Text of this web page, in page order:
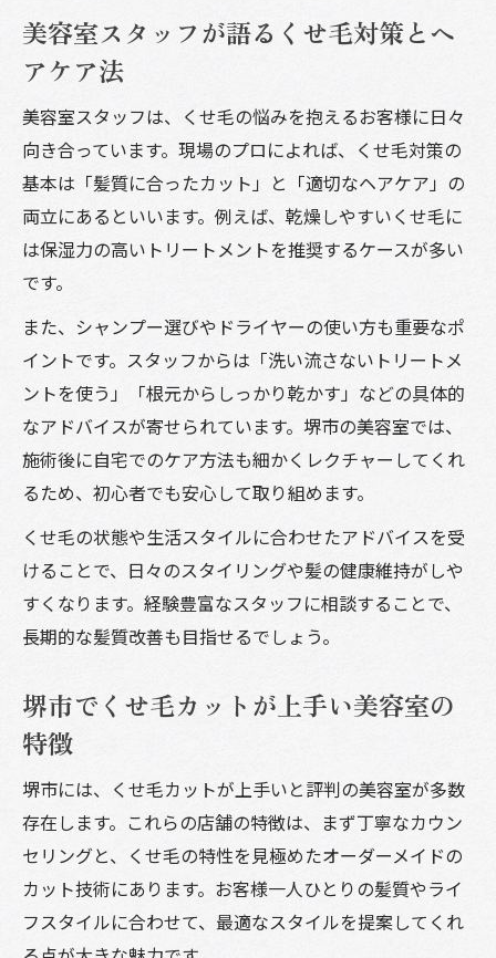
美容室スタッフが語るくせ毛対策とヘ
アケア法
美容室スタッフは、くせ毛の悩みを抱えるお客様に日々
向き合っています。現場のプロによれば、くせ毛対策の
基本は「髪質に合ったカット」と「適切なヘアケア」の
両立にあるといいます。例えば、乾燥しやすいくせ毛に
は保湿力の高いトリートメントを推奨するケースが多い
です。
また、シャンプー選びやドライヤーの使い方も重要なポ
イントです。スタッフからは「洗い流さないトリートメ
ントを使う」「根元からしっかり乾かす」などの具体的
なアドバイスが寄せられています。堺市の美容室では、
施術後に自宅でのケア方法も細かくレクチャーしてくれ
るため、初心者でも安心して取り組めます。
くせ毛の状態や生活スタイルに合わせたアドバイスを受
けることで、日々のスタイリングや髪の健康維持がしや
すくなります。経験豊富なスタッフに相談することで、
長期的な髪質改善も目指せるでしょう。
堺市でくせ毛カットが上手い美容室の
特徴
堺市には、くせ毛カットが上手いと評判の美容室が多数
存在します。これらの店舗の特徴は、まず丁寧なカウン
セリングと、くせ毛の特性を見極めたオーダーメイドの
カット技術にあります。お客様一人ひとりの髪質やライ
フスタイルに合わせて、最適なスタイルを提案してくれ